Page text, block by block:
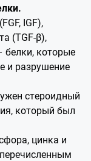
IGF),
(TGF-β),
белки, которые
и разрушение
стероидный
который был
цинка и